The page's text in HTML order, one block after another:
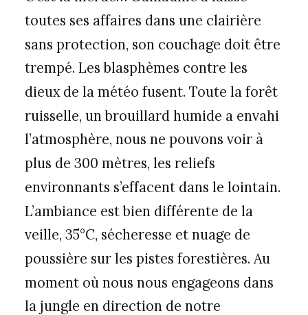
toutes ses affaires dans une clairière
sans protection, son couchage doit être
trempé. Les blasphèmes contre les
dieux de la météo fusent. Toute la forêt
ruisselle, un brouillard humide a envahi
l’atmosphère, nous ne pouvons voir à
plus de 300 mètres, les reliefs
environnants s’effacent dans le lointain.
L’ambiance est bien différente de la
veille, 35°C, sécheresse et nuage de
poussière sur les pistes forestières. Au
moment où nous nous engageons dans
la jungle en direction de notre